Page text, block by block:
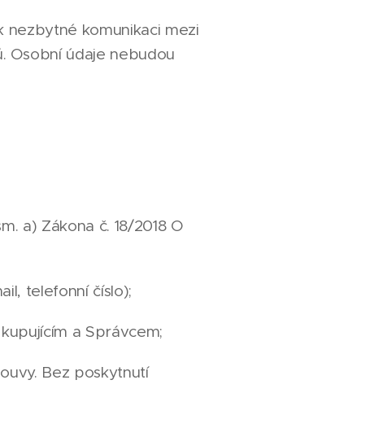
komunikaci mezi
Osobní údaje nebudou
a) Zákona č. 18/2018 O
telefonní číslo);
a Správcem;
Bez poskytnutí